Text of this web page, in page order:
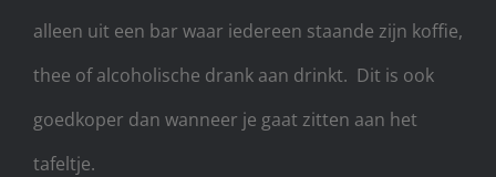
alleen uit een bar waar iedereen staande zijn koffie,
thee of alcoholische drank aan drinkt. Dit is ook
goedkoper dan wanneer je gaat zitten aan het
tafeltje.